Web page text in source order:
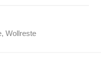
, Wollreste